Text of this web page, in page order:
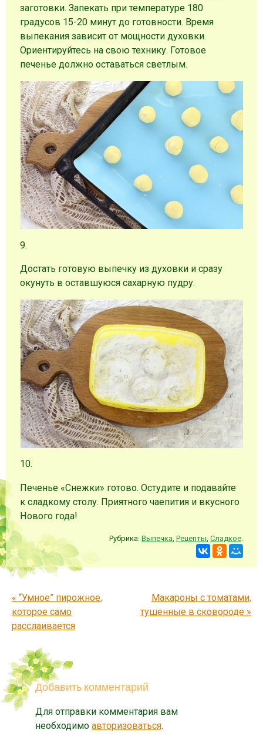
заготовки. Запекать при температуре 180
градусов 15-20 минут до готовности. Время
выпекания зависит от мощности духовки.
Ориентируйтесь на свою технику. Готовое
печенье должно оставаться светлым.
9.
Достать готовую выпечку из духовки и сразу
окунуть в оставшуюся сахарную пудру.
10.
Печенье «Снежки» готово. Остудите и подавайте
к сладкому столу. Приятного чаепития и вкусного
Нового года!
Рубрика: Выпечка Рецепты Сладкое.
Запись навигация
« “Умное” пирожное,
которое само
расслаивается
Макароны с томатами,
тушенные в сковороде »
Добавить комментарий
Для отправки комментария вам
необходимо авторизоваться.